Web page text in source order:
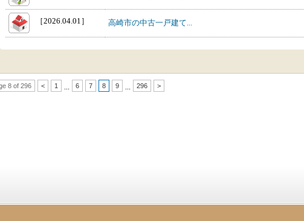
［2026.04.01］ 高崎市の中古一戸建て...
8 of 296 < 1 6 7 8 9 296 >